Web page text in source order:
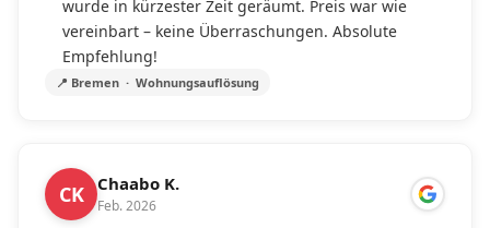
wurde in kürzester Zeit geräumt. Preis war wie
vereinbart – keine Überraschungen. Absolute
Empfehlung!
📍 Bremen · Wohnungsauflösung
CK Chaabo K.
Feb. 2026